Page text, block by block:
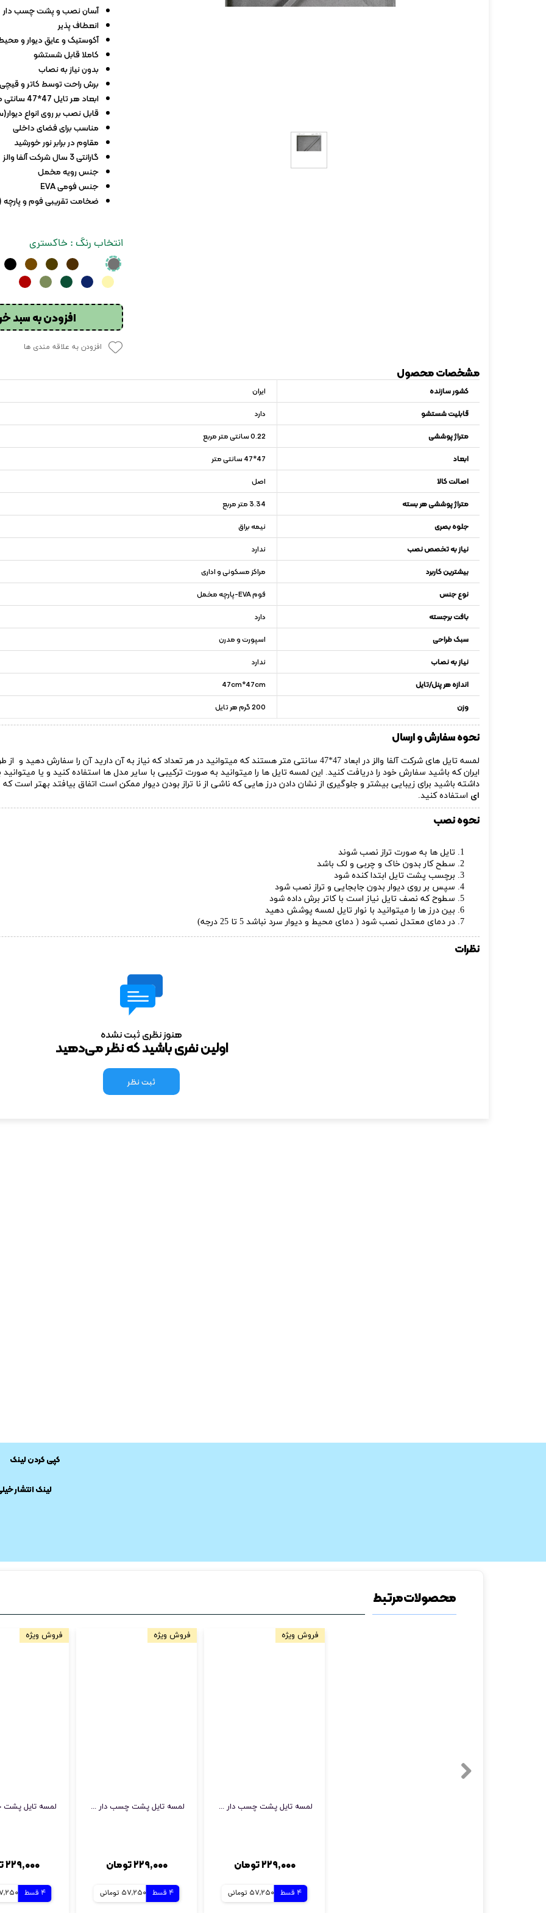
کاغذ دیواری ارزان
کاغذ دیواری سلطنتی
آسان نصب و پشت چسب دار
انعطاف پذیر
آکوستیک و عایق دیوار و
کاملا قابل شستشو
بدون نیاز به نصاب
برش راحت توسط کاتر و قیچی
ابعاد هر تایل 47*47 سانتی متر
قابل نصب بر روی انواع
مناسب برای فضای داخلی
مقاوم در برابر نور خورشید
گارانتی 3 سال شرکت آلفا والز
جنس رویه مخمل
جنس فومی EVA
ضخامت تقریبی فوم و پارچه ( 3 تا 4 میلی
انتخاب رنگ: خاکستری
افزودن به سبد
افزودن به علاقه مندی ها
مشخصات محصول
کشور سازنده
ایران
قابلیت شستشو
دارد
متراژ پوششی
0.22 سانتی متر مربع
ابعاد
47*47 سانتی متر
اصالت کالا
اصل
متراژ پوششی هر بسته
3.34 متر مربع
جلوه بصری
نیمه براق
نیاز به تخصص نصب
ندارد
بیشترین کاربرد
مراکز مسکونی و اداری
نوع جنس
فوم EVA-پارچه مخمل
بافت برجسته
دارد
سبک طراحی
اسپورت و مدرن
نیاز به نصاب
ندارد
اندازه هر پنل/تایل
47cm*47cm
وزن
200 گرم هر تایل
نحوه سفارش و ارسال
لمسه تایل های شرکت آلفا والز در ابعاد 47*47 سانتی متر هستند که میتوانید در هر تعداد که نیاز به آن دارید آن
ایران که باشید سفارش خود را دریافت کنید. این لمسه تایل ها را میتوانید به صورت ترکیبی با سایر مدل ها استفاده کنید و یا
داشته باشید برای زیبایی بیشتر و جلوگیری از نشان دادن درز هایی که ناشی از نا تراز بودن دیوار ممکن است اتفاق بیافتد بهتر است که
ای استفاده کنید.
نحوه نصب
تایل ها به صورت تراز نصب شوند
سطح کار بدون خاک و چربی و لک باشد
برچسب پشت تایل ابتدا کنده شود
سپس بر روی دیوار بدون جابجایی و تراز نصب شود
سطوح که نصف تایل نیاز است با کاتر برش داده شود
بین درز ها را میتوانید با نوار تایل لمسه پوشش دهید
در دمای معتدل نصب شود ( دمای محیط و دیوار سرد نباشد 5 تا 25 درجه)
نظرات
هنوز نظری ثبت نشده
اولین نفری باشید که نظر می‌دهید
ثبت نظر
کپی کردن لینک
​لینک انتشار
محصولات مرتبط
۲۲۹,۰۰۰ تومان
4 قسط 57,250
فروش ویژه
لمسه تایل پشت چسب دار مدل مربع
۲۲۹,۰۰۰ تومان
4 قسط 57,250 تومانی
فروش ویژه
لمسه تایل پشت چسب دار مدل مستطیل
۲۲۹,۰۰۰ تومان
4 قسط 57,250 تومانی
فروش ویژه